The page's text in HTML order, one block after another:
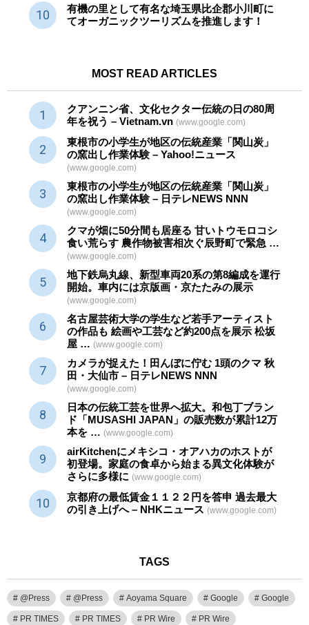
有機の里として有名な埼玉県比企郡小川町に
てオーガニックツーリズムを推進します！
MOST READ ARTICLES
クアンニン省、文化セクター伝統の日の80周
年を祝う – Vietnam.vn (www.google.com)
東根市の小学生が地区の伝統産業 「関山炭」
の窯出し作業体験 – Yahoo!ニュース
(www.google.com)
東根市の小学生が地区の伝統産業 「関山炭」
の窯出し作業体験 – 日テレNEWS NNN
(www.google.com)
クマが畑に50分間も居座る 甘いトウモロコシ
食い荒らす 農作物被害相次ぐ辰野町で緊急 …
(www.google.com)
地下鉄烏丸線、新型車両20系の第8編成を運行
開始。車内には京版画・京たたみの展示
(www.google.com)
名古屋芸術大学の学生など若手アーティスト
の作品も 絵画や工芸など約200点を展示 松坂
屋 … (www.google.com)
カメラが捉えた！田んぼに佇む 1頭のクマ 秋
田・大仙市 – 日テレNEWS NNN
(www.google.com)
日本の伝統工芸を世界へ拡大。和包丁ブラン
ド「MUSASHI JAPAN」の販売数が累計12万
本を … (www.google.com)
airKitchenにメキシコ・オアハカのホストが
初登場。家庭の食卓から始まる異文化体験が
さらに多様に (www.google.com)
京都府の最低賃金１１２２円を答申 過去最大
の引き上げへ – NHKニュース (www.google.com)
TAGS
@Press @Press Aoyama Square Google Google
PR TIMES PR TIMES PR Wire PR Wire